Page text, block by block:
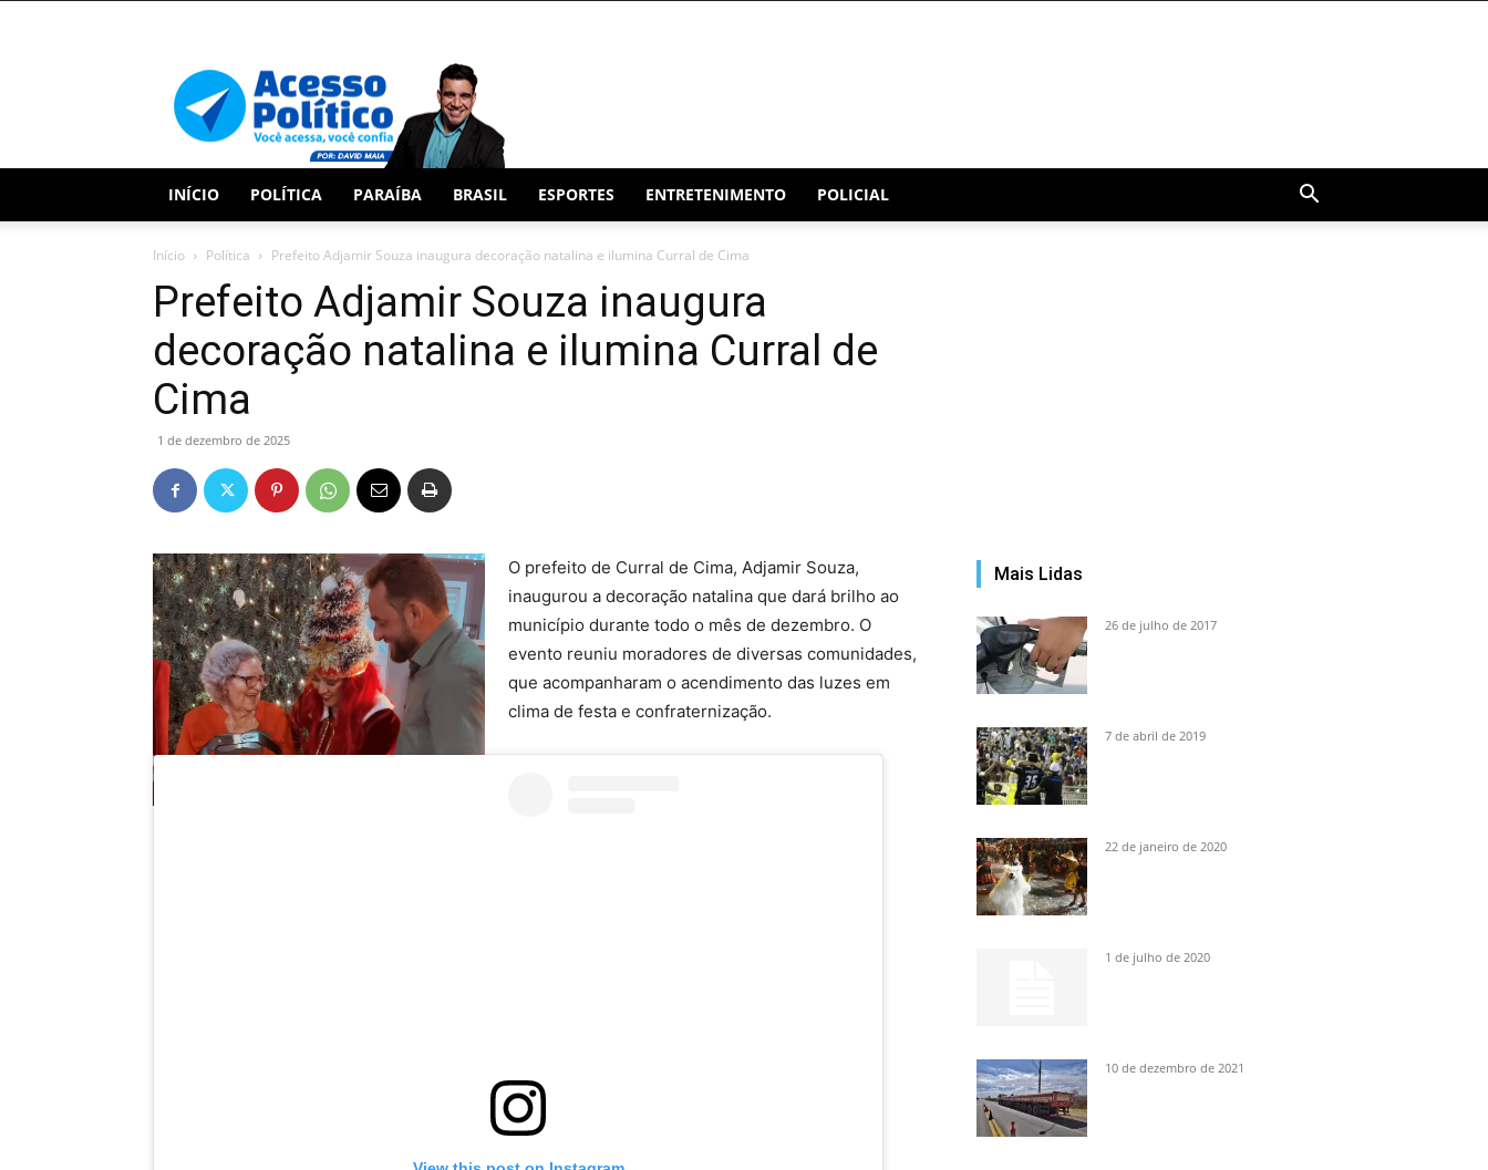
INÍCIO POLÍTICA PARAÍBA BRASIL ESPORTES ENTRETENIMENTO POLICIAL
Início Política Prefeito Adjamir Souza inaugura decoração natalina e ilumina Curral de Cima
Prefeito Adjamir Souza inaugura
decoração natalina e ilumina Curral de
Cima
1 de dezembro de 2025
O prefeito de Curral de Cima, Adjamir Souza,
inaugurou a decoração natalina que dará brilho ao
município durante todo o mês de dezembro. O
evento reuniu moradores de diversas comunidades,
que acompanharam o acendimento das luzes em
clima de festa e confraternização.
Mais Lidas
26 de julho de 2017
7 de abril de 2019
22 de janeiro de 2020
1 de julho de 2020
10 de dezembro de 2021